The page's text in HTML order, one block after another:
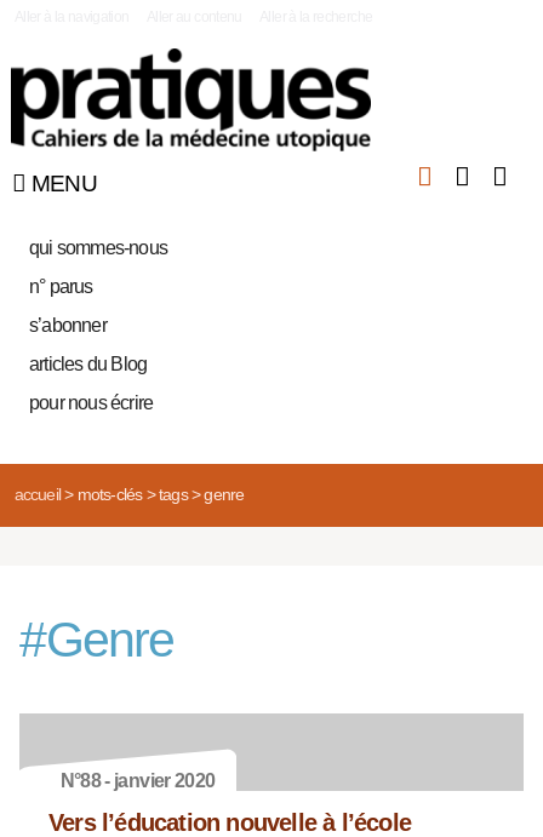
MENU
qui sommes-nous
n° parus
s’abonner
articles du Blog
pour nous écrire
accueil> mots-clés> tags> genre
#Genre
N°88 - janvier 2020
Vers l’éducation nouvelle à l’école